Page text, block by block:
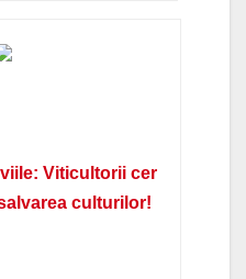
Viticultorii cer
culturilor!